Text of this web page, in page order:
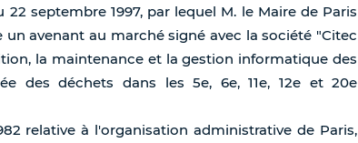
septembre 1997, par lequel M. le Maire de Paris
avenant au marché signé avec la société "Citec
la maintenance et la gestion informatique des
des déchets dans les 5e, 6e, 11e, 12e et 20e
relative à l'organisation administrative de Paris,